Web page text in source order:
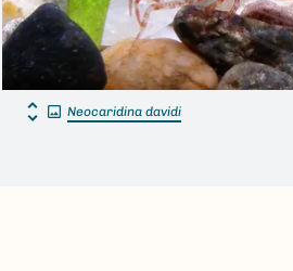
Neocaridina davidi